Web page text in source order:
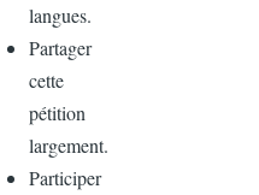
langues.
Partager
cette
pétition
largement.
Participer